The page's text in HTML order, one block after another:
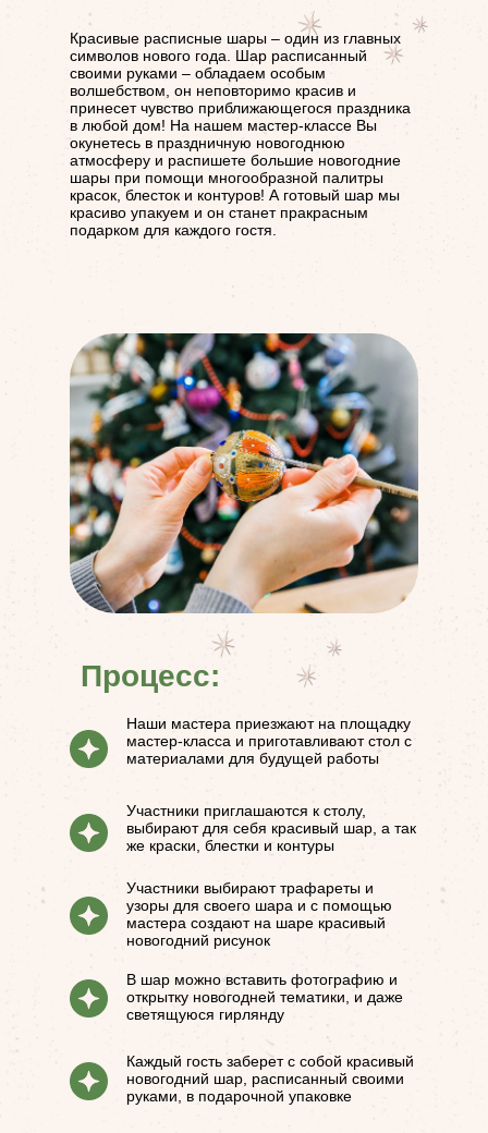
Красивые расписные шары – один из главных
символов нового года. Шар расписанный
своими руками – обладаем особым
волшебством, он неповторимо красив и
принесет чувство приближающегося праздника
в любой дом! На нашем мастер-классе Вы
окунетесь в праздничную новогоднюю
атмосферу и распишете большие новогодние
шары при помощи многообразной палитры
красок, блесток и контуров! А готовый шар мы
красиво упакуем и он станет пракрасным
подарком для каждого гостя.
Процесс:
Участники приглашаются к столу,
выбирают для себя красивый шар, а так
же краски, блестки и контуры
Участники выбирают трафареты и
узоры для своего шара и с помощью
мастера создают на шаре красивый
новогодний рисунок
Наши мастера приезжают на площадку
мастер-класса и приготавливают стол с
материалами для будущей работы
Каждый гость заберет с собой красивый
новогодний шар, расписанный своими
руками, в подарочной упаковке
В шар можно вставить фотографию и
открытку новогодней тематики, и даже
светящуюся гирлянду